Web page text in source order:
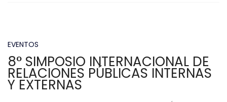
EVENTOS
8° SIMPOSIO INTERNACIONAL DE
RELACIONES PÚBLICAS INTERNAS
Y EXTERNAS